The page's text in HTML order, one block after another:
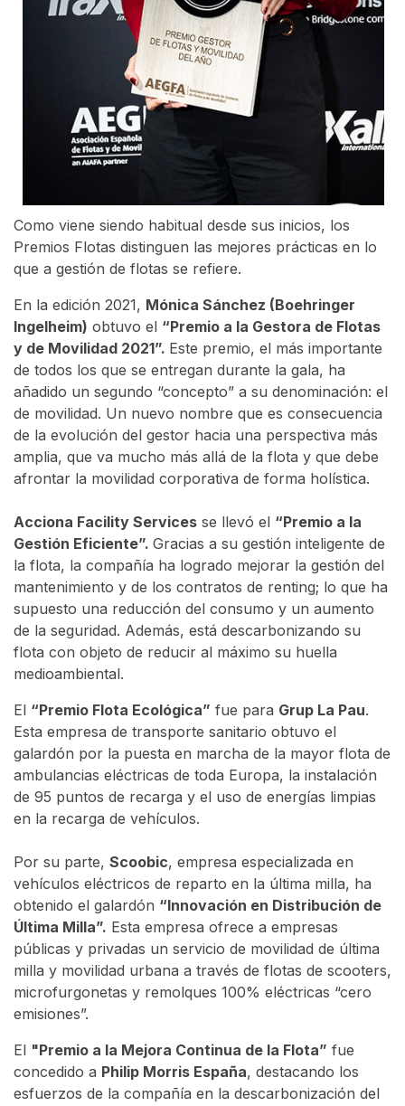
Como viene siendo habitual desde sus inicios, los
Premios Flotas distinguen las mejores prácticas en lo
que a gestión de flotas se refiere.
En la edición 2021, Mónica Sánchez (Boehringer
Ingelheim) obtuvo el “Premio a la Gestora de Flotas
y de Movilidad 2021”. Este premio, el más importante
de todos los que se entregan durante la gala, ha
añadido un segundo “concepto” a su denominación: el
de movilidad. Un nuevo nombre que es consecuencia
de la evolución del gestor hacia una perspectiva más
amplia, que va mucho más allá de la flota y que debe
afrontar la movilidad corporativa de forma holística.
Acciona Facility Services se llevó el “Premio a la
Gestión Eficiente”. Gracias a su gestión inteligente de
la flota, la compañía ha logrado mejorar la gestión del
mantenimiento y de los contratos de renting; lo que ha
supuesto una reducción del consumo y un aumento
de la seguridad. Además, está descarbonizando su
flota con objeto de reducir al máximo su huella
medioambiental.
El “Premio Flota Ecológica” fue para Grup La Pau.
Esta empresa de transporte sanitario obtuvo el
galardón por la puesta en marcha de la mayor flota de
ambulancias eléctricas de toda Europa, la instalación
de 95 puntos de recarga y el uso de energías limpias
en la recarga de vehículos.
Por su parte, Scoobic, empresa especializada en
vehículos eléctricos de reparto en la última milla, ha
obtenido el galardón “Innovación en Distribución de
Última Milla”. Esta empresa ofrece a empresas
públicas y privadas un servicio de movilidad de última
milla y movilidad urbana a través de flotas de scooters,
microfurgonetas y remolques 100% eléctricas “cero
emisiones”.
El "Premio a la Mejora Continua de la Flota” fue
concedido a Philip Morris España, destacando los
esfuerzos de la compañía en la descarbonización del